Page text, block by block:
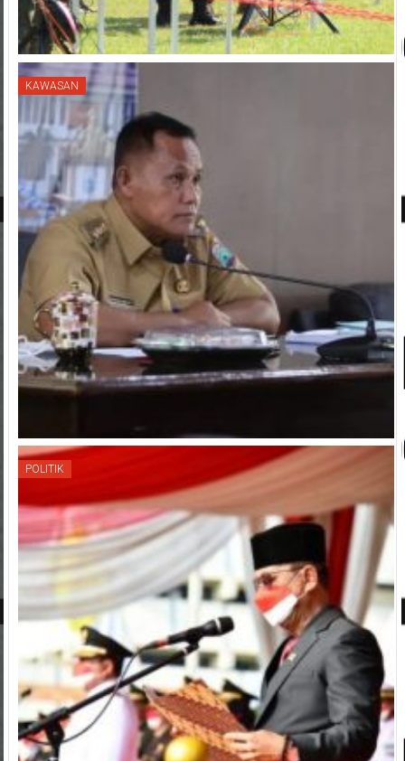
KAWASAN
POLITIK